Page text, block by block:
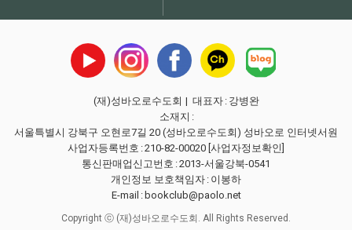
(재)성바오로수도회 | 대표자 : 강병완
소재지 :
서울특별시 강북구 오현로7길 20 (성바오로수도회) 성바오로 인터넷서원
사업자등록번호 :210-82-00020 [사업자정보확인]
통신판매업신고번호 :2013-서울강북-0541
개인정보 보호책임자 : 이봉하
E-mail : bookclub@paolo.net
Copyright ⓒ (재)성바오로수도회. All Rights Reserved.